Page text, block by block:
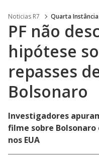
Noticias R7 Quarta Instância
PF não
hipótese
repasses
Bolsonaro
Investigadores
filme sobre Bolsonaro
nos EUA